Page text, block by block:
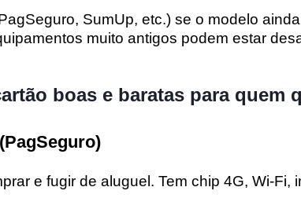
SumUp, etc.) se o modelo
muito antigos podem estar
boas e baratas para quem
(PagSeguro)
e fugir de aluguel. Tem chip 4G, Wi-Fi,